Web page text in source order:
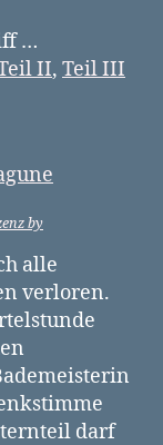
Chroniken
–
…
II, Teil III
by
alle
verloren.
darf